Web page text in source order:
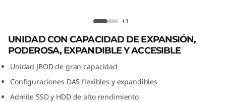
Almacenamiento eficiente
+3
UNIDAD CON CAPACIDAD DE EXPANSIÓN,
PODEROSA, EXPANDIBLE Y ACCESIBLE
Unidad JBOD de gran capacidad
Configuraciones DAS flexibles y expandibles
Admite SSD y HDD de alto rendimiento